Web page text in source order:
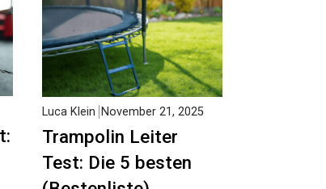
Trampolin Leiter
Luca Klein